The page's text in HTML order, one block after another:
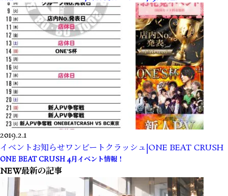
2019.2.1
イベントお知らせワンビートクラッシュ|ONE BEAT CRUSH
ONE BEAT CRUSH 4月イベント情報！
NEW最新の記事